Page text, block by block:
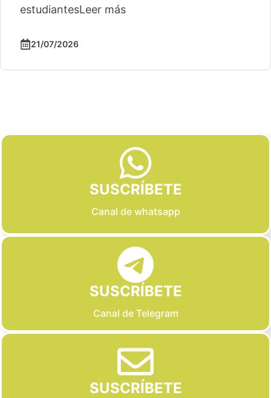
estudiantesLeer más
21/07/2026
SUSCRÍBETE
Canal de whatsapp
SUSCRÍBETE
Canal de Telegram
SUSCRÍBETE